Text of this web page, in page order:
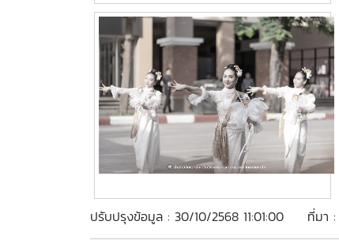
ปรับปรุงข้อมูล : 30/10/2568 11:01:00 ที่มา :